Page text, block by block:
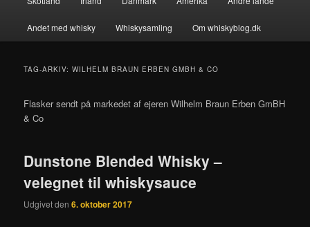
Andet med whisky Whiskysamling Om whiskyblog.dk
TAG-ARKIV:WILHELM BRAUN ERBEN GMBH & CO
Flasker sendt på markedet af ejeren Wilhelm Braun Erben GmBH
& Co
Dunstone Blended Whisky –
velegnet til whiskysauce
Udgivet den6. oktober 2017